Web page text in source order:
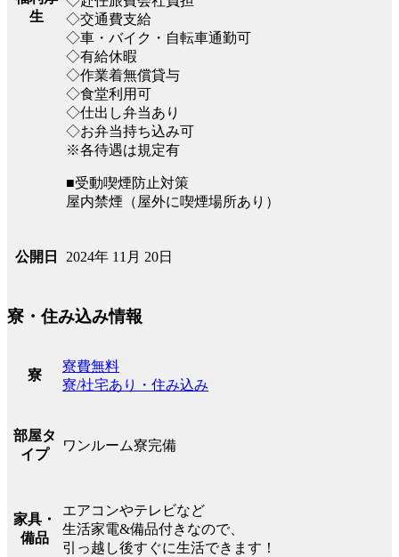
生
◇交通費支給
◇車・バイク・自転車通勤可
◇有給休暇
◇作業着無償貸与
◇食堂利用可
◇仕出し弁当あり
◇お弁当持ち込み可
※各待遇は規定有
■受動喫煙防止対策
屋内禁煙（屋外に喫煙場所あり）
公開日 2024年 11月 20日
寮・住み込み情報
寮
寮費無料
寮/社宅あり・住み込み
部屋タ
イプ
ワンルーム寮完備
家具・
備品
エアコンやテレビなど
生活家電&備品付きなので、
引っ越し後すぐに生活できます！